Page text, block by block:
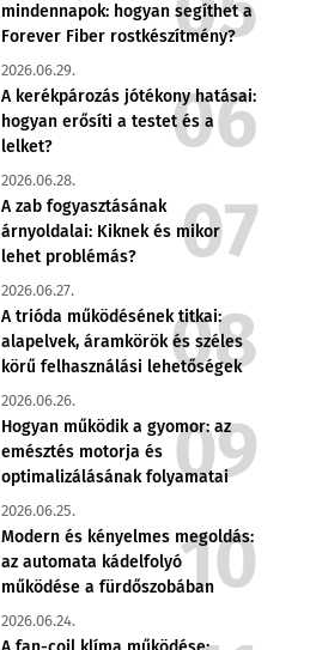
mindennapok: hogyan segíthet a
Forever Fiber rostkészítmény?
2026.06.29.
A kerékpározás jótékony hatásai:
hogyan erősíti a testet és a
lelket?
2026.06.28.
A zab fogyasztásának
árnyoldalai: Kiknek és mikor
lehet problémás?
2026.06.27.
A trióda működésének titkai:
alapelvek, áramkörök és széles
körű felhasználási lehetőségek
2026.06.26.
Hogyan működik a gyomor: az
emésztés motorja és
optimalizálásának folyamatai
2026.06.25.
Modern és kényelmes megoldás:
az automata kádelfolyó
működése a fürdőszobában
2026.06.24.